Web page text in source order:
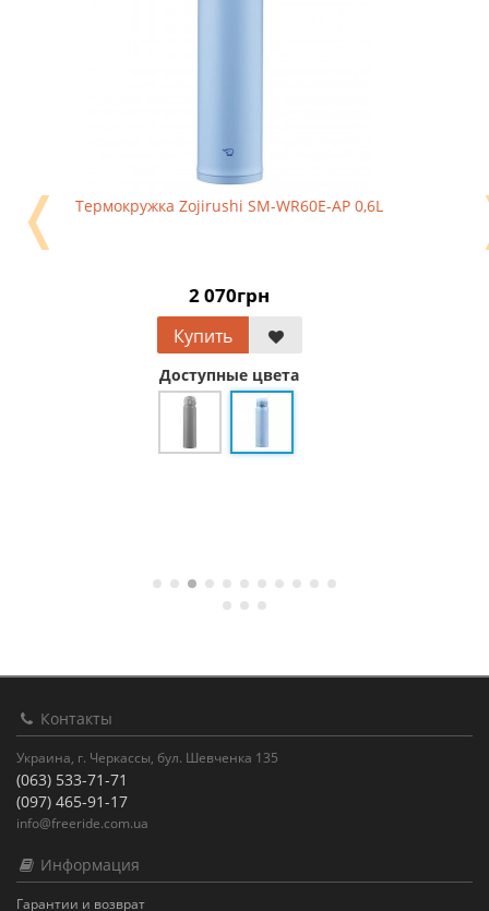
Термокружка Zojirushi SM-WR60E-AP 0,6L
2 070грн
Купить
Доступные цвета
❬
Контакты
Украина, г. Черкассы, бул. Шевченка 135
(063) 533-71-71
(097) 465-91-17
info@freeride.com.ua
Информация
Гарантии и возврат